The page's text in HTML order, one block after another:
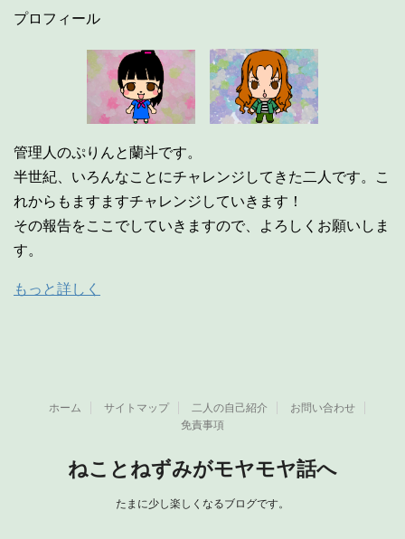
プロフィール
管理人のぷりんと蘭斗です。
半世紀、いろんなことにチャレンジしてきた二人です。こ
れからもますますチャレンジしていきます！
その報告をここでしていきますので、よろしくお願いしま
す。
もっと詳しく
ホーム サイトマップ 二人の自己紹介
お問い合わせ
免責事項
ねことねずみがモヤモヤ話へ
たまに少し楽しくなるブログです。